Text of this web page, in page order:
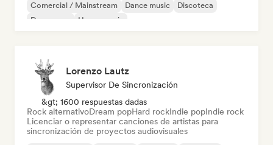
Comercial / Mainstream
Dance music
Discoteca
Dream pop
House music
Lorenzo Lautz
Supervisor De Sincronización
&gt; 1600 respuestas dadas
Rock alternativoDream popHard rockIndie popIndie rock
Licenciar o representar canciones de artistas para
sincronización de proyectos audiovisuales